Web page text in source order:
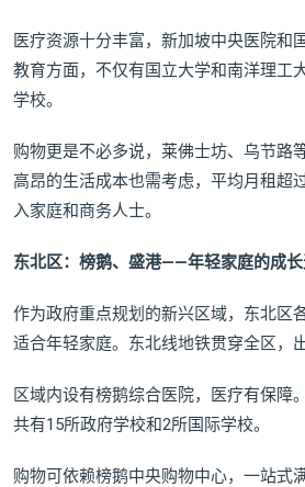
医疗资源十分丰富，新加坡中央医院和
教育方面，不仅有国立大学和南洋理工
学校。
购物更是不必多说，莱佛士坊、乌节路
高昂的生活成本也需考虑，平均月租超
入家庭和商务人士。
东北区：榜鹅、盛港——年轻家庭的成
作为政府重点规划的新兴区域，东北区
适合年轻家庭。东北线地铁贯穿全区，
区域内设有榜鹅综合医院，医疗有保障
共有15所政府学校和2所国际学校。
购物可依赖榜鹅中央购物中心，一站式